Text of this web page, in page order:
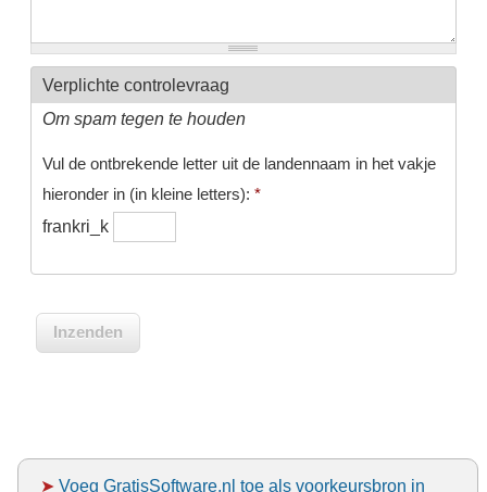
Verplichte controlevraag
Om spam tegen te houden
Vul de ontbrekende letter uit de landennaam in het vakje
hieronder in (in kleine letters): *
frankri_k
➤ Voeg GratisSoftware.nl toe als voorkeursbron in